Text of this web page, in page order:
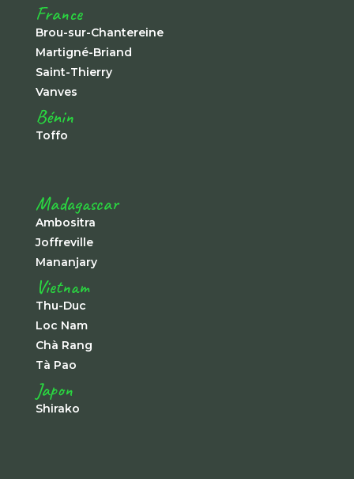
France
Brou-sur-Chantereine
Martigné-Briand
Saint-Thierry
Vanves
Bénin
Toffo
Madagascar
Ambositra
Joffreville
Mananjary
Vietnam
Thu-Duc
Loc Nam
Chà Rang
Tà Pao
Japon
Shirako